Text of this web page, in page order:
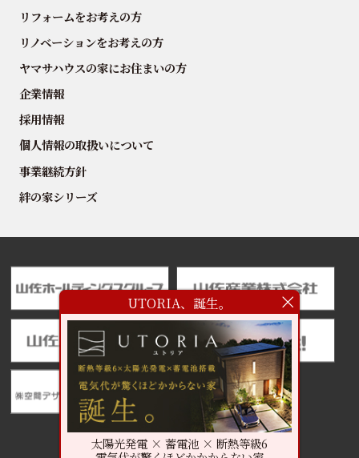
リフォームをお考えの方
リノベーションをお考えの方
ヤマサハウスの家にお住まいの方
企業情報
採用情報
個人情報の取扱いについて
事業継続方針
絆の家シリーズ
UTORIA、誕生。
太陽光発電 × 蓄電池 × 断熱等級6